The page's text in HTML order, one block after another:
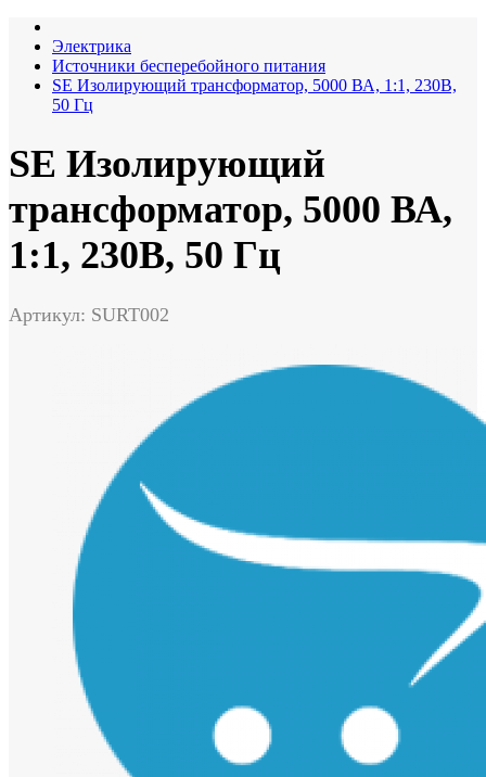
Электрика
Источники бесперебойного питания
SE Изолирующий трансформатор, 5000 ВА, 1:1, 230В,
50 Гц
SE Изолирующий
трансформатор, 5000 ВА,
1:1, 230В, 50 Гц
Артикул: SURT002